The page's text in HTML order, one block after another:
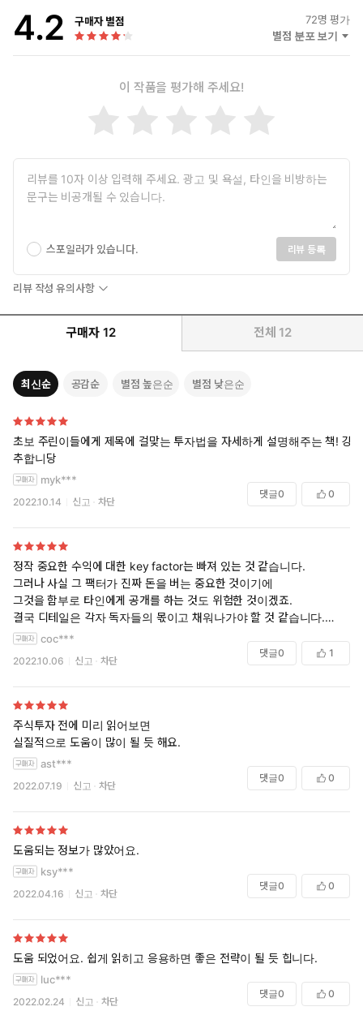
평범한 두 아이 엄마가 슈퍼개미가 되기까지!
네이버 NO.1 재테크 카페 〈월급쟁이 재테크 연구카페〉 슈퍼 루
키 ‘헬로마녀’의 생생한 주식 경험담
종목 선정, 배당 투자법까지 주린이들을 위한 모든 정보가 담겼
다!
주식 투자를 반드시 해야 하는 시대다. 월급만으로는 경제적 자유를
얻기 힘들고, 은행 이자는 점점 떨어지는데 집값은 매일 치솟는다.
평범한 직장인이 자산을 불리려면 주식 투자가 최선인 세상이 된 것
이다. 하지만 누군가는 여전히 증권 계좌도 없고, 주식을 모른다는
이유로 주식 투자를 주저한다. 그런 주식 입문자, 초보자들을 위해
가장 쉽고 명쾌한 주식 책이 나왔다. 이 책은 정말 쉽다. 어려운 용
어나 생소한 개념도 없다. 증권 계좌 개설하는 법부터 주식을 사고
파는 법, 차트를 보고 종목 선정하는 법까지, 너무 초보적인 질문이
라 어디 가서 물어보기 어려웠던 기초 정보를 저자의 경험과 함께 쉽
고 간단하게 알려준다. 특히 저자만의 투자 노하우로 만들어진 ‘적
금주식 투자법’은 주식 입문자에게도 좋지만, 주식을 하긴 하는데 지
금껏 제대로 된 수익을 못 본 초보 투자자에게 강력 추천한다.
적금주식의 핵심은 간단하다. ‘매일’, ‘일정한 금액’으로 ‘한 종목’을
‘꾸준히 매수’하고, 내가 ‘설정한 목표’에 도달하면 ‘매도’한다. 한때
유행했던 커피적금, 담배적금처럼 하루에 커피 값, 담배 값 정도의
가격에 맞춰지는데, 이렇게 평균 단가를 맞추면서 주식수를 늘리
다가 목표한 수익률에 도달했을 때 매도하면 된다. 종목에 따라,
내가 설정한 목표에 따라 투자 기간은 달라지지만, 일반 매수보다
는 안정적이고 적금보다는 빠르게 수익 실현이 된다는 게 적금주
4.2 구매자 별점 72명 평가
별점 분포 보기
이 작품을 평가해 주세요!
스포일러가 있습니다. 리뷰 등록
리뷰 작성 유의사항
구매자 12 전체 12
최신순 공감순 별점 높은순 별점 낮은순
초보 주린이들에게 제목에 걸맞는 투자법을 자세하게 설명해주는 책! 강
추합니당
myk***
2022.10.14 신고 차단
댓글0 0
정작 중요한 수익에 대한 key factor는 빠져 있는 것 같습니다.
그러나 사실 그 팩터가 진짜 돈을 버는 중요한 것이기에
그것을 함부로 타인에게 공개를 하는 것도 위험한 것이겠죠.
결국 디테일은 각자 독자들의 몫이고 채워나가야 할 것 같습니다.
깨지고 터지고 반에 반토막 경험으로요^^;
그럼에도 제가 평점을 5점을 준 이유는 개미들의 올바른 투자
방향을 제시했기 때문입니다.^^
본인이 결정하지 못하고 묻지마,추천주,급등주,테마주 투자에
빠져있는 개미들에게 추천합니다.
건승하세요^^
coc***
2022.10.06 신고 차단
댓글0 1
주식투자 전에 미리 읽어보면
실질적으로 도움이 많이 될 듯 해요.
ast***
2022.07.19 신고 차단
댓글0 0
도움되는 정보가 많았어요.
ksy***
2022.04.16 신고 차단
댓글0 0
도움 되었어요. 쉽게 읽히고 응용하면 좋은 전략이 될 듯 힙니다.
luc***
2022.02.24 신고 차단
댓글0 0